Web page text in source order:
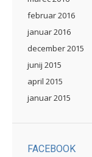
februar 2016
januar 2016
december 2015
junij 2015
april 2015
januar 2015
FACEBOOK